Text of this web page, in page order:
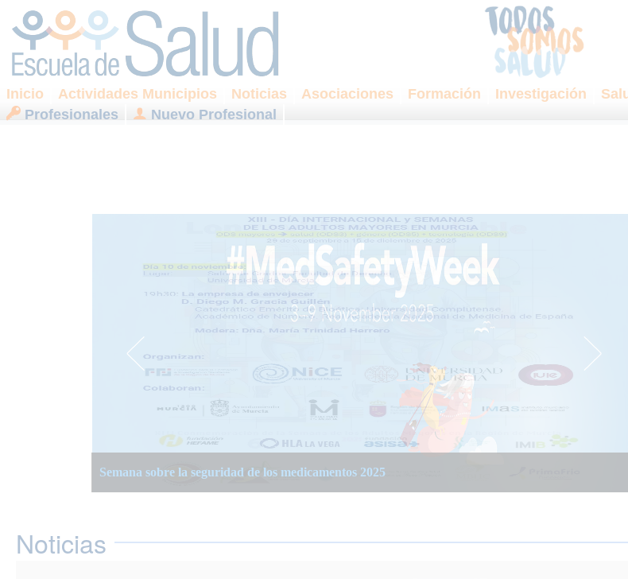
Inicio Actividades Municipios Noticias Asociaciones Formación Investigación
Profesionales
Nuevo Profesional
JORNADA – Presentación del Modelo de atención integrada social y sanitaria: Trabajar juntos
para cuidar mejor
Semana Planificación Compartida de la Atención del 26 al 31 de enero (Murcia)
XIII Semanas Adultos Mayores en Murcia 2025
Semana sobre la seguridad de los medicamentos 2025
Noticias